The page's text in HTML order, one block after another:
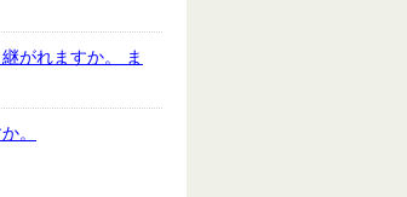
がれますか。 ま
。